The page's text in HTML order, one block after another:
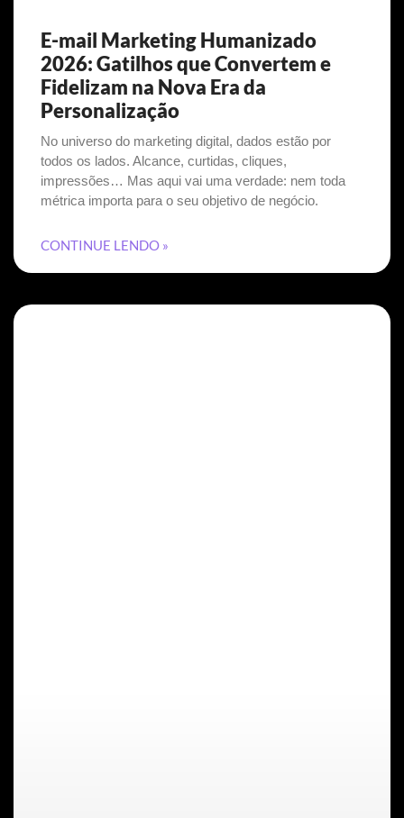
E-mail Marketing Humanizado
2026: Gatilhos que Convertem e
Fidelizam na Nova Era da
Personalização
No universo do marketing digital, dados estão por
todos os lados. Alcance, curtidas, cliques,
impressões… Mas aqui vai uma verdade: nem toda
métrica importa para o seu objetivo de negócio.
CONTINUE LENDO »